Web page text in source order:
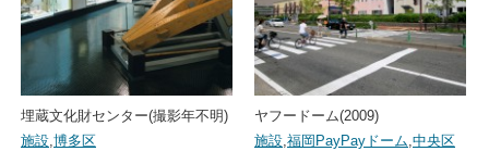
埋蔵文化財センター(撮影年不明)
施設,博多区
ヤフードーム(2009)
施設,福岡PayPayドーム,中央区